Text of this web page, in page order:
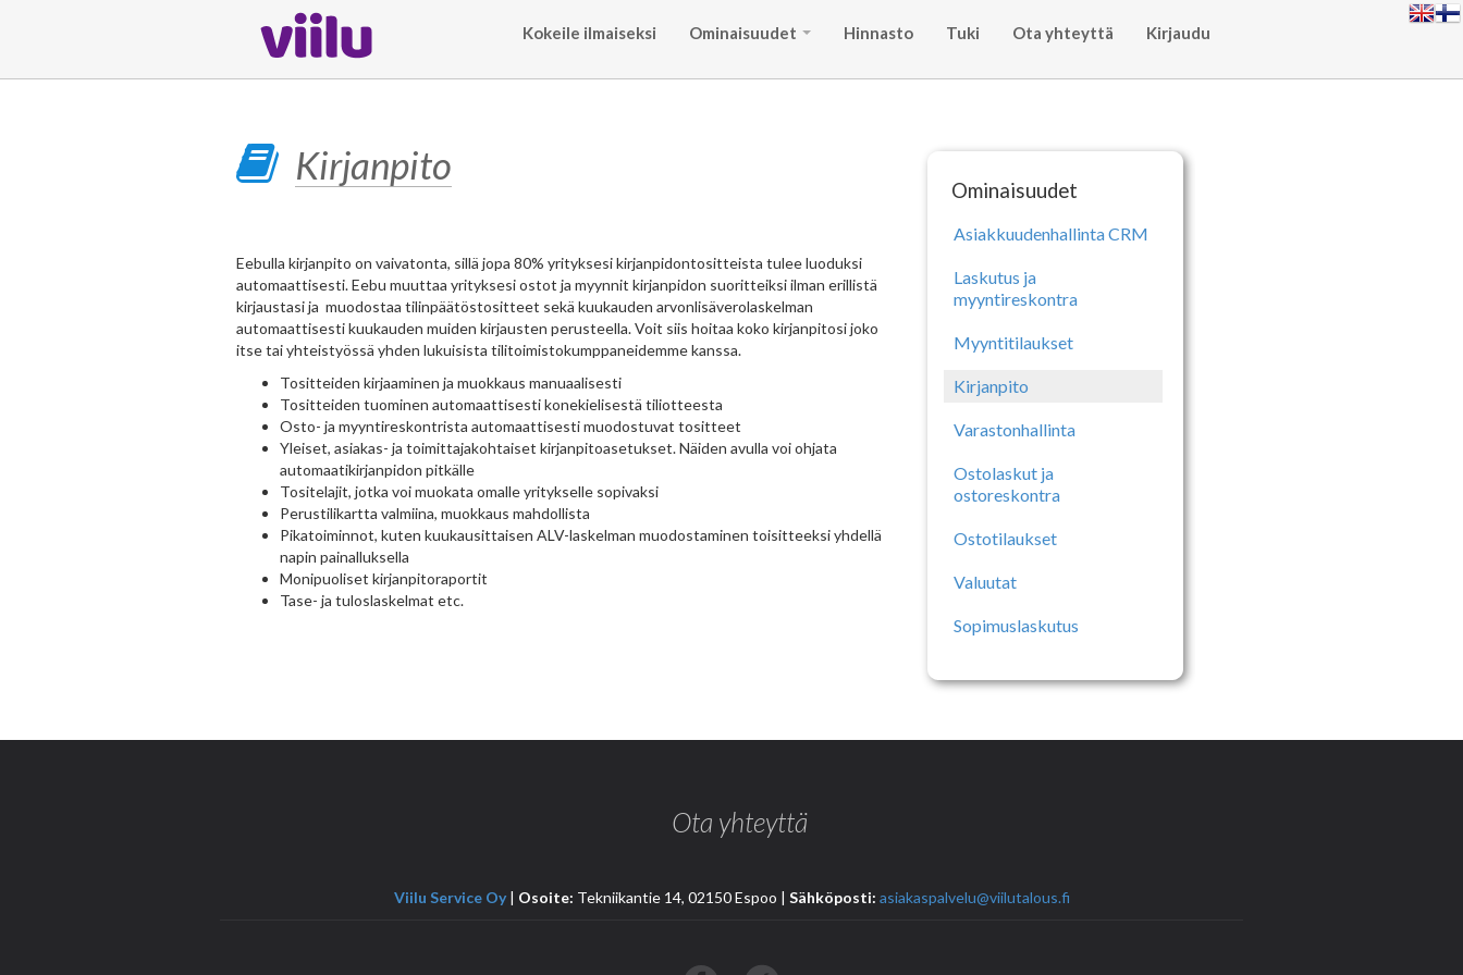
Kokeile ilmaiseksi Ominaisuudet Hinnasto Tuki Ota yhteyttä Kirjaudu
Kirjanpito
Eebulla kirjanpito on vaivatonta, sillä jopa 80% yrityksesi kirjanpidontositteista tulee luoduksi
automaattisesti. Eebu muuttaa yrityksesi ostot ja myynnit kirjanpidon suoritteiksi ilman erillistä
kirjaustasi ja muodostaa tilinpäätöstositteet sekä kuukauden arvonlisäverolaskelman
automaattisesti kuukauden muiden kirjausten perusteella. Voit siis hoitaa koko kirjanpitosi joko
itse tai yhteistyössä yhden lukuisista tilitoimistokumppaneidemme kanssa.
Tositteiden kirjaaminen ja muokkaus manuaalisesti
Tositteiden tuominen automaattisesti konekielisestä tiliotteesta
Osto- ja myyntireskontrista automaattisesti muodostuvat tositteet
Yleiset, asiakas- ja toimittajakohtaiset kirjanpitoasetukset. Näiden avulla voi ohjata
automaatikirjanpidon pitkälle
Tositelajit, jotka voi muokata omalle yritykselle sopivaksi
Perustilikartta valmiina, muokkaus mahdollista
Pikatoiminnot, kuten kuukausittaisen ALV-laskelman muodostaminen toisitteeksi yhdellä
napin painalluksella
Monipuoliset kirjanpitoraportit
Tase- ja tuloslaskelmat etc.
Ominaisuudet
Asiakkuudenhallinta CRM
Laskutus ja
myyntireskontra
Myyntitilaukset
Kirjanpito
Varastonhallinta
Ostolaskut ja
ostoreskontra
Ostotilaukset
Valuutat
Sopimuslaskutus
Ota yhteyttä
Viilu Service Oy | Osoite: Tekniikantie 14, 02150 Espoo | Sähköposti: asiakaspalvelu@viilutalous.fi